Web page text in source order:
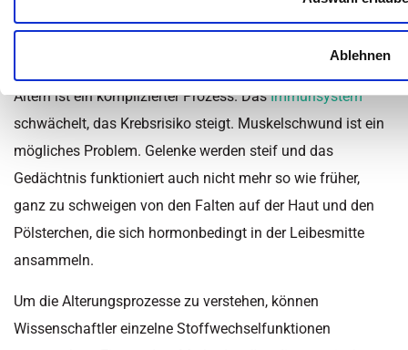
Ablehnen
Künstliche Intelligenz erstellt
Altern ist ein komplizierter Prozess. DasImmunsystem
schwächelt, das Krebsrisiko steigt. Muskelschwund ist ein
mögliches Problem. Gelenke werden steif und das
Gedächtnis funktioniert auch nicht mehr so wie früher,
ganz zu schweigen von den Falten auf der Haut und den
Pölsterchen, die sich hormonbedingt in der Leibesmitte
ansammeln.
Um die Alterungsprozesse zu verstehen, können
Wissenschaftler einzelne Stoffwechselfunktionen